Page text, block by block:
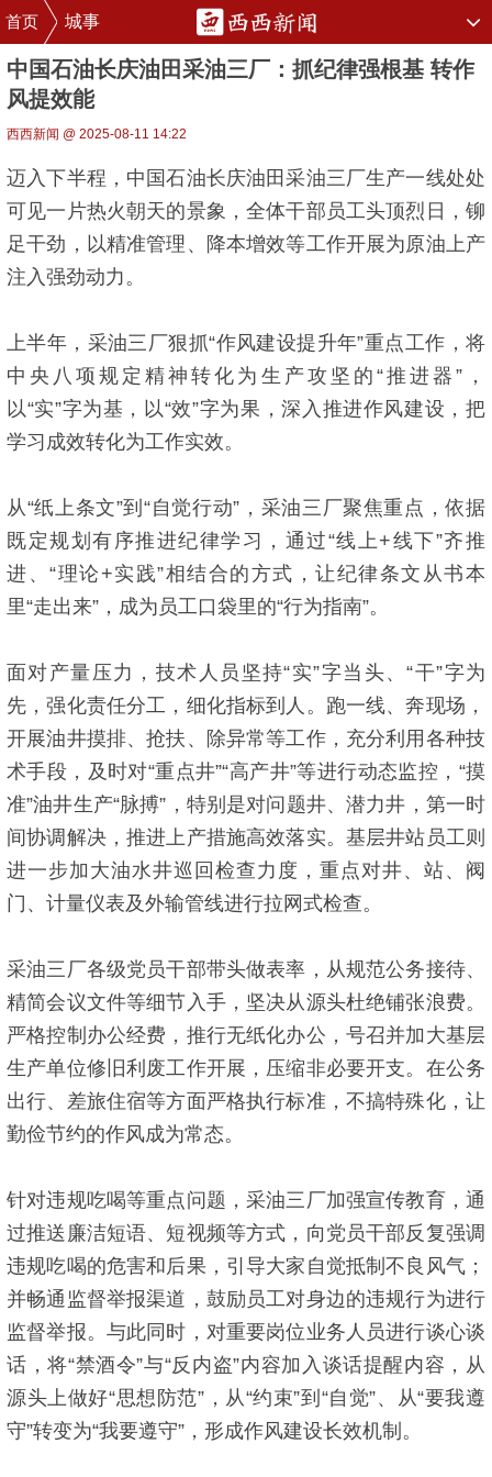
首页 城事
中国石油长庆油田采油三厂：抓纪律强根基 转作
风提效能
西西新闻 @ 2025-08-11 14:22
迈入下半程，中国石油长庆油田采油三厂生产一线处处
可见一片热火朝天的景象，全体干部员工头顶烈日，铆
足干劲，以精准管理、降本增效等工作开展为原油上产
注入强劲动力。
上半年，采油三厂狠抓“作风建设提升年”重点工作，将
中央八项规定精神转化为生产攻坚的“推进器”，
以“实”字为基，以“效”字为果，深入推进作风建设，把
学习成效转化为工作实效。
从“纸上条文”到“自觉行动”，采油三厂聚焦重点，依据
既定规划有序推进纪律学习，通过“线上+线下”齐推
进、“理论+实践”相结合的方式，让纪律条文从书本
里“走出来”，成为员工口袋里的“行为指南”。
面对产量压力，技术人员坚持“实”字当头、“干”字为
先，强化责任分工，细化指标到人。跑一线、奔现场，
开展油井摸排、抢扶、除异常等工作，充分利用各种技
术手段，及时对“重点井”“高产井”等进行动态监控，“摸
准”油井生产“脉搏”，特别是对问题井、潜力井，第一时
间协调解决，推进上产措施高效落实。基层井站员工则
进一步加大油水井巡回检查力度，重点对井、站、阀
门、计量仪表及外输管线进行拉网式检查。
采油三厂各级党员干部带头做表率，从规范公务接待、
精简会议文件等细节入手，坚决从源头杜绝铺张浪费。
严格控制办公经费，推行无纸化办公，号召并加大基层
生产单位修旧利废工作开展，压缩非必要开支。在公务
出行、差旅住宿等方面严格执行标准，不搞特殊化，让
勤俭节约的作风成为常态。
针对违规吃喝等重点问题，采油三厂加强宣传教育，通
过推送廉洁短语、短视频等方式，向党员干部反复强调
违规吃喝的危害和后果，引导大家自觉抵制不良风气；
并畅通监督举报渠道，鼓励员工对身边的违规行为进行
监督举报。与此同时，对重要岗位业务人员进行谈心谈
话，将“禁酒令”与“反内盗”内容加入谈话提醒内容，从
源头上做好“思想防范”，从“约束”到“自觉”、从“要我遵
守”转变为“我要遵守”，形成作风建设长效机制。